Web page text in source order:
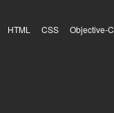
HTML CSS Objective-C